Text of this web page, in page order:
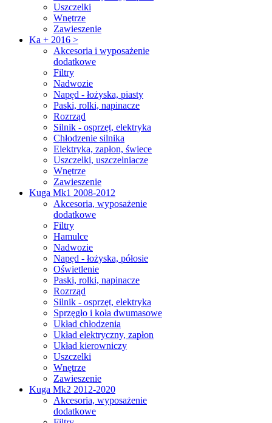
Uszczelki
Wnętrze
Zawieszenie
Ka + 2016 >
Akcesoria i wyposażenie
dodatkowe
Filtry
Nadwozie
Napęd - łożyska, piasty
Paski, rolki, napinacze
Rozrząd
Silnik - osprzęt, elektryka
Chłodzenie silnika
Elektryka, zapłon, świece
Uszczelki, uszczelniacze
Wnętrze
Zawieszenie
Kuga Mk1 2008-2012
Akcesoria, wyposażenie
dodatkowe
Filtry
Hamulce
Nadwozie
Napęd - łożyska, półosie
Oświetlenie
Paski, rolki, napinacze
Rozrząd
Silnik - osprzęt, elektryka
Sprzęgło i koła dwumasowe
Układ chłodzenia
Układ elektryczny, zapłon
Układ kierowniczy
Uszczelki
Wnętrze
Zawieszenie
Kuga Mk2 2012-2020
Akcesoria, wyposażenie
dodatkowe